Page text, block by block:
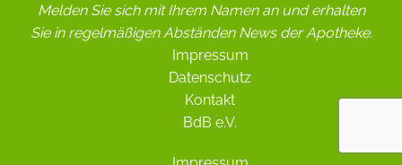
Melden Sie sich mit Ihrem Namen an und erhalten
Sie in regelmäßigen Abständen News der Apotheke.
Impressum
Datenschutz
Kontakt
BdB e.V.